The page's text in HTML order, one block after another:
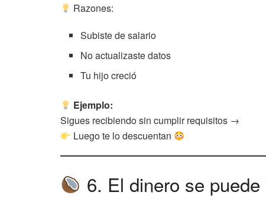
Razones:
Subiste de salario
No actualizaste datos
Tu hijo creció
Ejemplo:
Sigues recibiendo sin cumplir requisitos →
Luego te lo descuentan
6. El dinero se